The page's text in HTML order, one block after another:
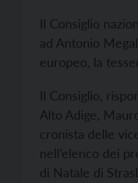
Il Consiglio
ad Antonio
europeo, la
Il Consiglio,
Alto Adige,
cronista delle
nell’elenco dei
di Natale di